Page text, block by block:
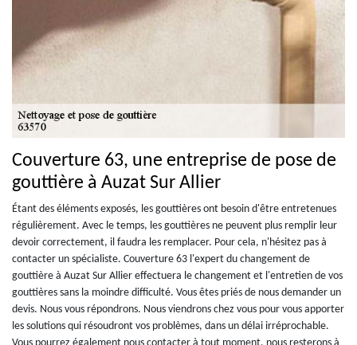
Couverture 63, une entreprise de pose de
gouttière à Auzat Sur Allier
Étant des éléments exposés, les gouttières ont besoin d'être entretenues
régulièrement. Avec le temps, les gouttières ne peuvent plus remplir leur
devoir correctement, il faudra les remplacer. Pour cela, n'hésitez pas à
contacter un spécialiste. Couverture 63 l'expert du changement de
gouttière à Auzat Sur Allier effectuera le changement et l'entretien de vos
gouttières sans la moindre difficulté. Vous êtes priés de nous demander un
devis. Nous vous répondrons. Nous viendrons chez vous pour vous apporter
les solutions qui résoudront vos problèmes, dans un délai irréprochable.